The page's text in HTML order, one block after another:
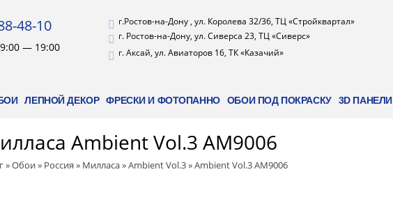
48-10
— 19:00
г.Ростов-на-Дону , ул. Королева 32/36, ТЦ «Стройквартал»
г. Ростов-на-Дону, ул. Сиверса 23, ТЦ «Сиверс»
г. Аксай, ул. Авиаторов 16, ТК «Казачий»
ЛЕПНОЙ ДЕКОР ФРЕСКИ И ФОТОПАННО ОБОИ ПОД ПОКРАСКУ 3D ПАНЕЛИ
Ambient Vol.3 AM9006
»Обои» Россия » Милласа»Ambient Vol.3»Ambient Vol.3 AM9006